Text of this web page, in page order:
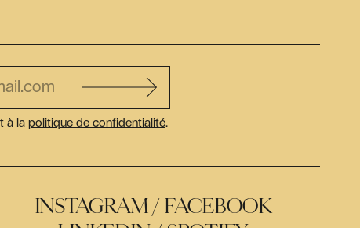
à la politique de confidentialité.
INSTAGRAM
FACEBOOK